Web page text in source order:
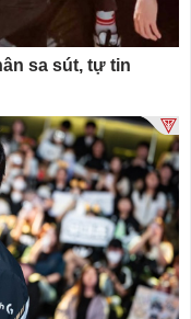
sa sút, tự tin